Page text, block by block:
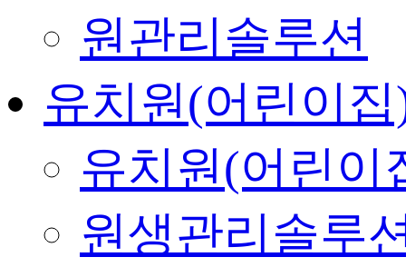
원관리솔루션
유치원(어린이
유치원(어린이
원생관리솔루